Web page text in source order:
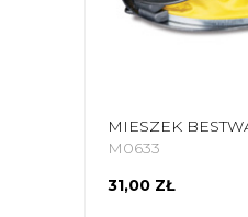
M0633
31,00 ZŁ